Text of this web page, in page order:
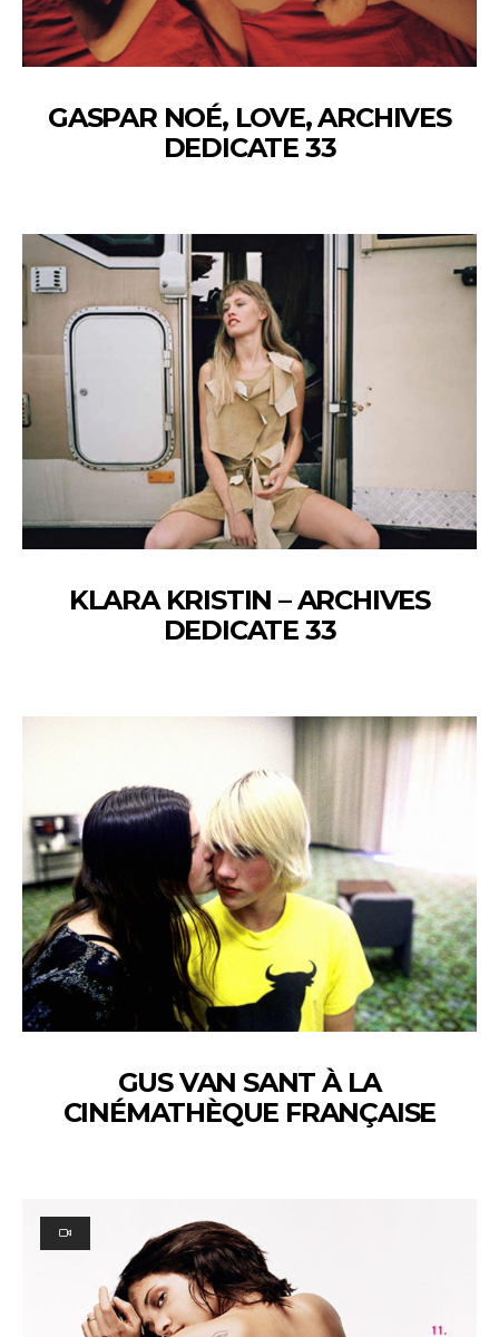
GASPAR NOÉ, LOVE, ARCHIVES
DEDICATE 33
KLARA KRISTIN – ARCHIVES
DEDICATE 33
GUS VAN SANT À LA
CINÉMATHÈQUE FRANÇAISE